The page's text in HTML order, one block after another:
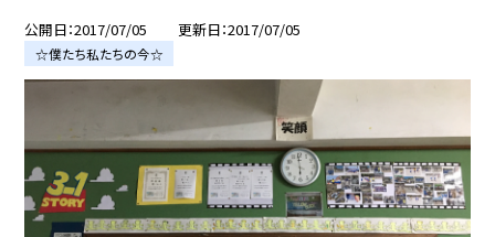
公開日 2017/07/05 更新日 2017/07/05
☆僕たち私たちの今☆